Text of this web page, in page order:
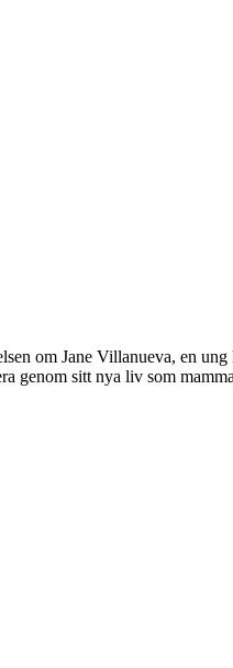
om Jane Villanueva, en
genom sitt nya liv som